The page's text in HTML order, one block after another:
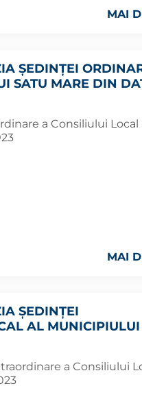
MAI
ŞEDINŢEI
SATU MARE DIN
a Consiliului Local
MAI
ŞEDINŢEI
AL MUNICIPIULUI
a Consiliului